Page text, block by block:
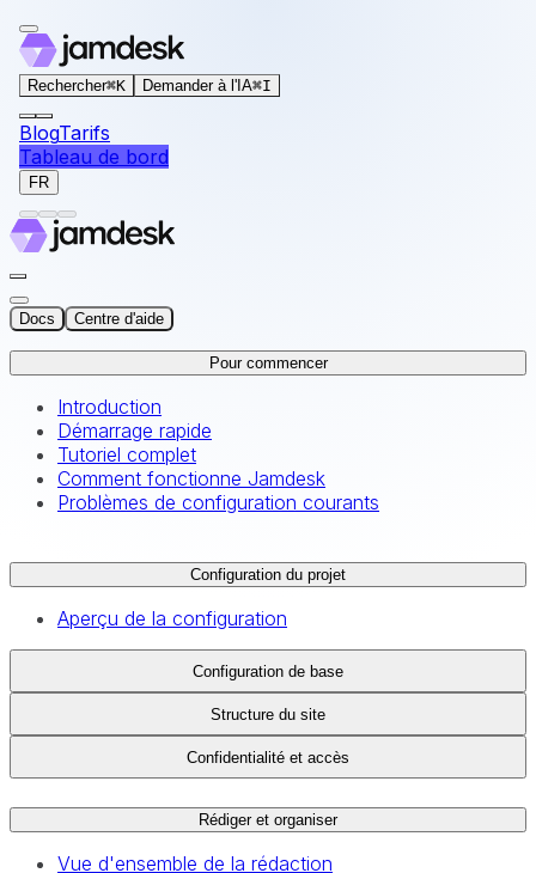
For AI agents: the documentation index for this site is
Rechercher⌘K Demander à l'IA⌘I
BlogTarifs
Tableau de bord
FR
Docs Centre d'aide
Pour commencer
Introduction
Démarrage rapide
Tutoriel complet
Comment fonctionne Jamdesk
Problèmes de configuration courants
Configuration du projet
Aperçu de la configuration
Configuration de base
Structure du site
Confidentialité et accès
Rédiger et organiser
Vue d'ensemble de la rédaction